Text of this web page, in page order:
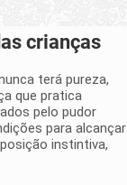
crianças
terá pureza,
que pratica
pelo pudor
para alcançar
instintiva,